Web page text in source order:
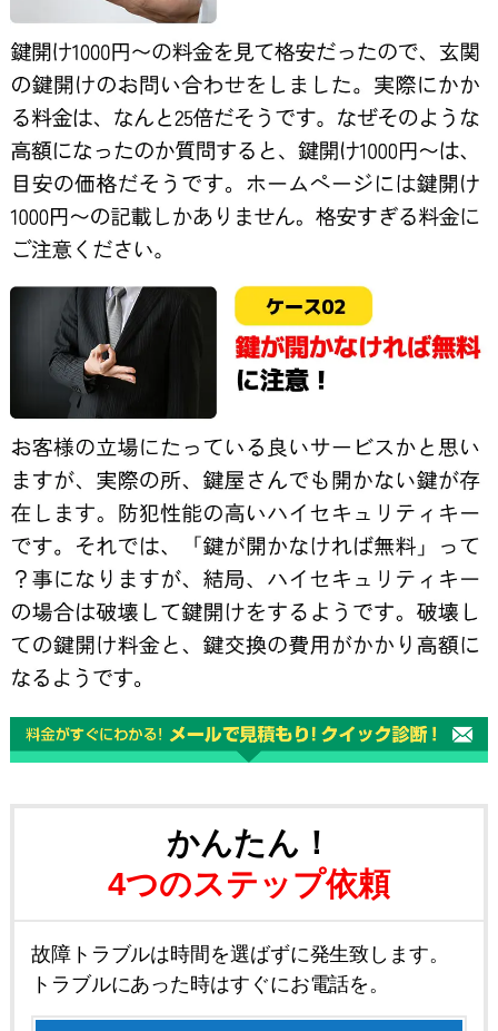
かんたん！
4つのステップ依頼
故障トラブルは時間を選ばずに発生致します。
トラブルにあった時はすぐにお電話を。